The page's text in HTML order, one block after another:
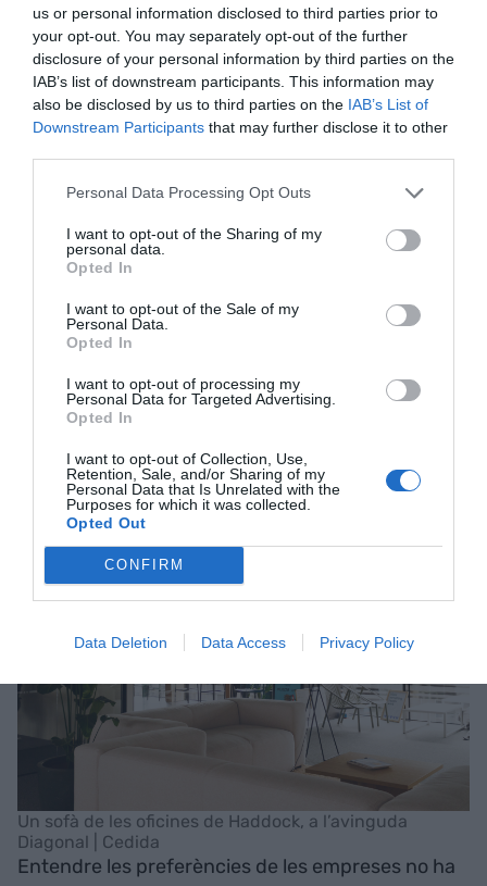
us or personal information disclosed to third parties prior to
your opt-out. You may separately opt-out of the further
disclosure of your personal information by third parties on the
IAB’s list of downstream participants. This information may
also be disclosed by us to third parties on the IAB’s List of
Downstream Participants that may further disclose it to other
Personal Data Processing Opt Outs
I want to opt-out of the Sharing of my
personal data.
Opted In
I want to opt-out of the Sale of my
Personal Data.
Opted In
I want to opt-out of processing my
Personal Data for Targeted Advertising.
Opted In
I want to opt-out of Collection, Use,
Retention, Sale, and/or Sharing of my
Personal Data that Is Unrelated with the
Purposes for which it was collected.
Opted Out
CONFIRM
Data Deletion Data Access Privacy Policy
TaxDown,Haddock,TitanOS ,Westwing ,Agicap
Education First,Birkenstocko gegants digitals
comManychat -aquest últim amb un hubde
prop de 200 treballadors a Barcelona- ja confien
en Sit&Plug. A l'hora de decantar-se per una
ubicació o altra, “la connectivitat amb l’àrea
metropolitana ho és tot”. A Barcelona, l'Eixample,
molt cotitzades, mentre que el districte 22@
genera una forta polarització. "O l'estimen o no els
crida gens, però és innegable que és un gran pol
d'atracció per a les tecnològiques que busquen
'Bootstrapping' i IA: la
recepta del mèrit
autofinançat
Un sofà de les oficines de Haddock, a l’avinguda
Diagonal | Cedida
Entendre les preferències de les empreses no ha